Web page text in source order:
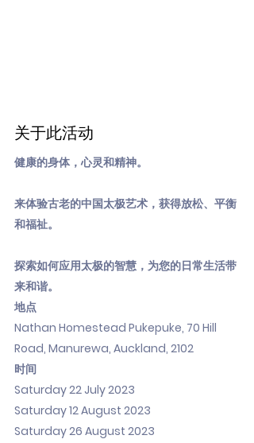
关于此活动
健康的身体，心灵和精神。
来体验古老的中国太极艺术，获得放松、平衡
和福祉。
探索如何应用太极的智慧，为您的日常生活带
来和谐。
地点
Nathan Homestead Pukepuke, 70 Hill
Road, Manurewa, Auckland, 2102
时间
Saturday 22 July 2023
Saturday 12 August 2023
Saturday 26 August 2023